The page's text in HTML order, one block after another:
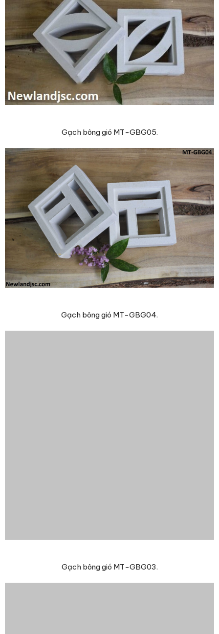
Gạch bông gió MT-GBG05.
Gạch bông gió MT-GBG04.
Gạch bông gió MT-GBG03.